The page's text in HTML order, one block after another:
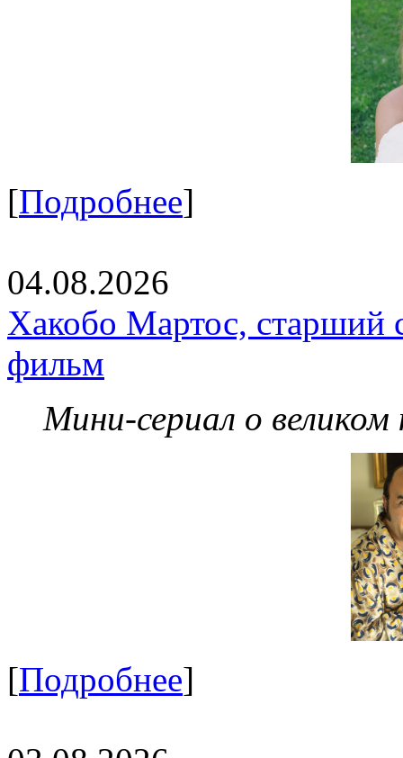
[Подробнее]
04.08.2026
Хакобо Мартос, старший
фильм
Мини-сериал о великом
[Подробнее]